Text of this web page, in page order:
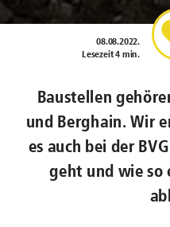
08.08.2022.
Lesezeit 4 min.
Baustellen
und Berghain. Wir
es auch bei der
geht und wie so